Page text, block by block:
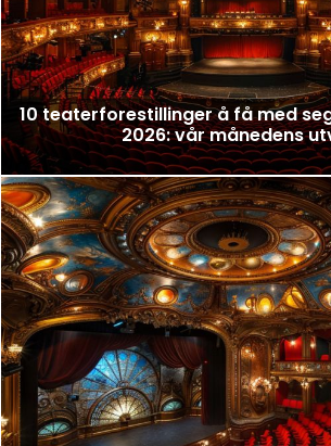
10 teaterforestillinger å få med
2026: vår månedens